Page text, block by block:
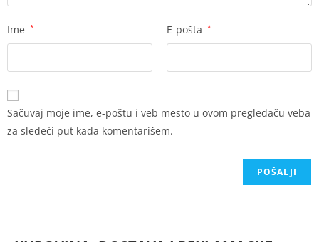
Ime * E-pošta *
Sačuvaj moje ime, e-poštu i veb mesto u ovom pregledaču veba
za sledeći put kada komentarišem.